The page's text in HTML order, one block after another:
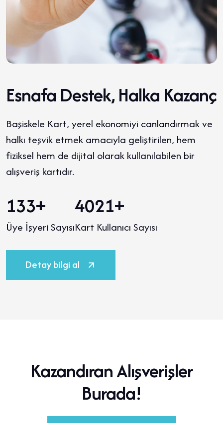
Esnafa Destek, Halka Kazanç
Başiskele Kart, yerel ekonomiyi canlandırmak ve
halkı teşvik etmek amacıyla geliştirilen, hem
fiziksel hem de dijital olarak kullanılabilen bir
alışveriş kartıdır.
137+
Üye İşyeri Sayısı
4115+
Kart Kullanıcı Sayısı
Detay bilgi al
Kazandıran Alışverişler
Burada!